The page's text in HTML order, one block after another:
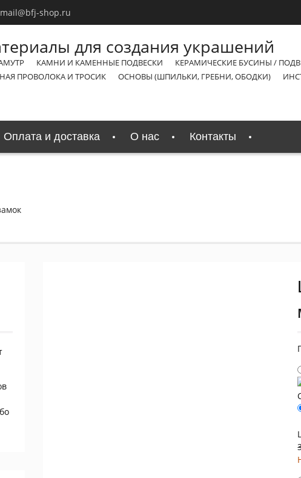
mail@bfj-shop.ru
КАМНИ И КАМЕННЫЕ ПОДВЕСКИ КЕРАМИЧЕСКИЕ БУСИНЫ /
ПРОВОЛОКА И ТРОСИК ОСНОВЫ (ШПИЛЬКИ, ГРЕБНИ, ОБОДКИ)
Оплата и доставка О нас Контакты